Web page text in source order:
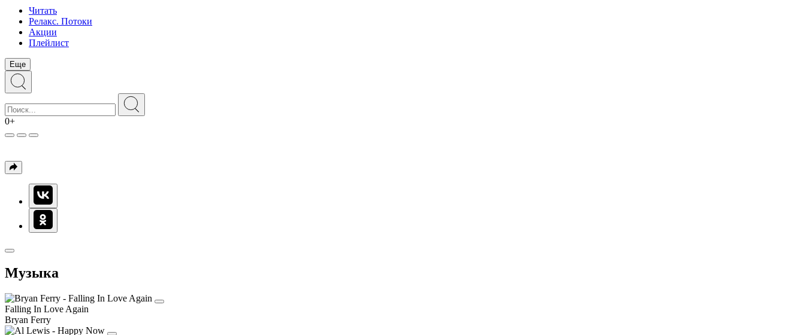
Читать
Релакс. Потоки
Акции
Плейлист
Еще
0+
Музыка
Falling In Love Again
Bryan Ferry